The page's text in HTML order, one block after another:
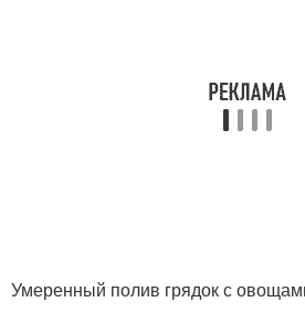
Умеренный полив грядок с